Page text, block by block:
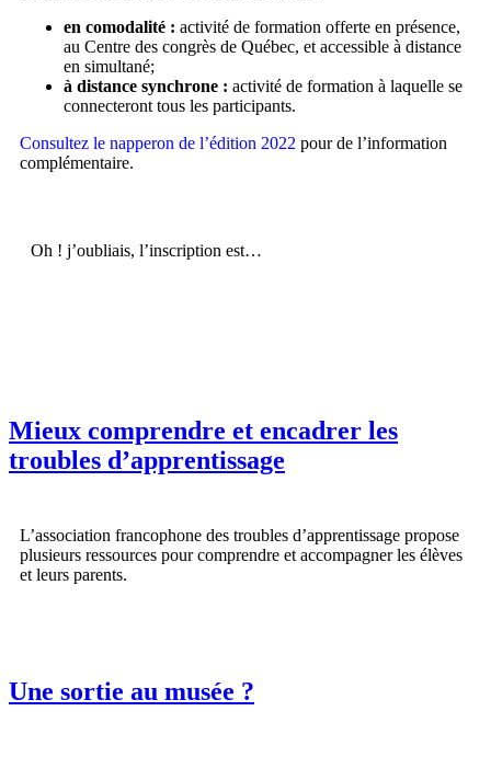
en comodalité : activité de formation offerte en présence,
au Centre des congrès de Québec, et accessible à distance
en simultané;
à distance synchrone : activité de formation à laquelle se
connecteront tous les participants.
Consultez le napperon de l’édition 2022 pour de l’information
complémentaire.
Oh ! j’oubliais, l’inscription est…
Mieux comprendre et encadrer les
troubles d’apprentissage
L’association francophone des troubles d’apprentissage propose
plusieurs ressources pour comprendre et accompagner les élèves
et leurs parents.
Une sortie au musée ?